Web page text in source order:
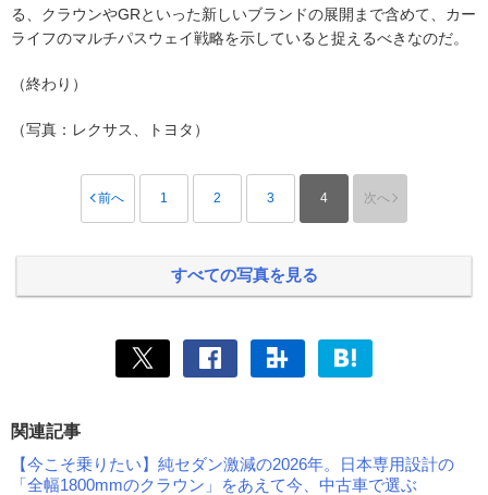
る、クラウンやGRといった新しいブランドの展開まで含めて、カー
ライフのマルチパスウェイ戦略を示していると捉えるべきなのだ。
（終わり）
（写真：レクサス、トヨタ）
前へ 1 2 3 4 次へ
すべての写真を見る
関連記事
【今こそ乗りたい】純セダン激減の2026年。日本専用設計の
「全幅1800mmのクラウン」をあえて今、中古車で選ぶ